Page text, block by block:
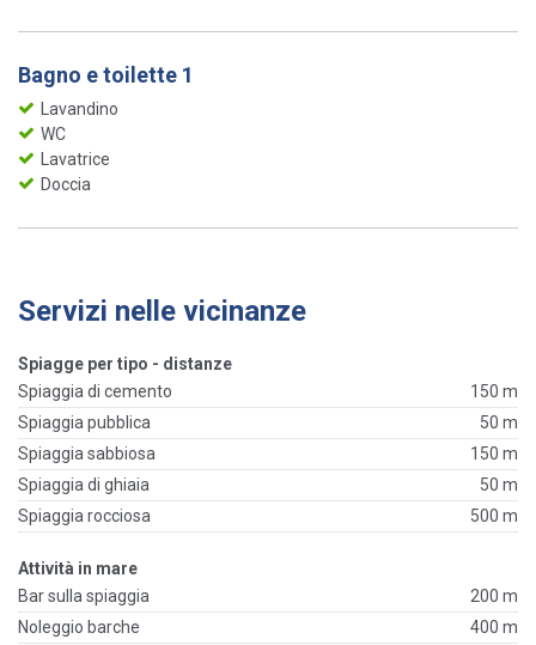
Bagno e toilette 1
Lavandino
WC
Lavatrice
Doccia
Servizi nelle vicinanze
Spiagge per tipo - distanze
Spiaggia di cemento
150 m
Spiaggia pubblica
50 m
Spiaggia sabbiosa
150 m
Spiaggia di ghiaia
50 m
Spiaggia rocciosa
500 m
Attività in mare
Bar sulla spiaggia
200 m
Noleggio barche
400 m